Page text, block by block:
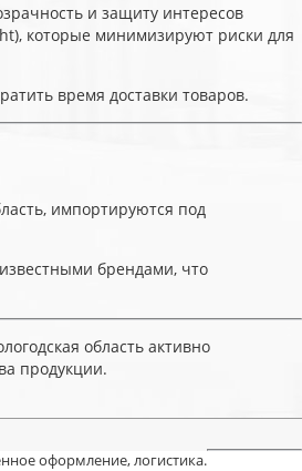
и защиту интересов
которые минимизируют риски для
время доставки товаров.
импортируются под
брендами, что
область активно
продукции.
оформление, логистика.